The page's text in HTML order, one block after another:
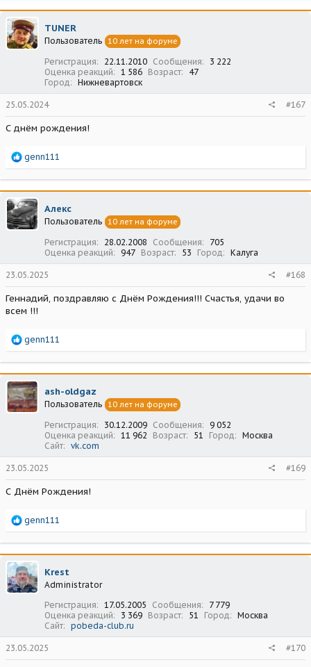
к
ц
и
и
TUNER
Пользователь 10 лет на форуме
Регистрация 22.11.2010 Сообщения
3 222
Оценка реакций
1 586 Возраст
47
Город
Нижневартовск
25.05.2024 #167
С днём рождения!
Р
а
к
ц
и
и
genn111
Алекс
Пользователь 10 лет на форуме
Регистрация 28.02.2008 Сообщения
705
Оценка реакций
947 Возраст 53 Город Калуга
23.05.2025 #168
Геннадий, поздравляю с Днём Рождения!!! Счастья, удачи во
всем !!!
Р
а
к
ц
и
и
genn111
ash-oldgaz
Пользователь 10 лет на форуме
Регистрация 30.12.2009 Сообщения
9 052
Оценка реакций
11 962 Возраст 51 Город
Москва
Сайт
vk.com
23.05.2025 #169
С Днём Рождения!
Р
а
к
ц
и
и
genn111
Krest
Administrator
Регистрация
17.05.2005 Сообщения
7 779
Оценка реакций
3 369 Возраст 51 Город
Москва
Сайт
pobeda-club.ru
23.05.2025 #170